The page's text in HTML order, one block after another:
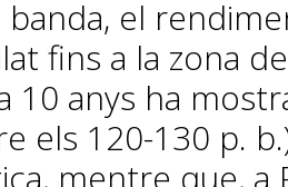
banda, el
fins a la zona
10 anys ha
els 120-130 p.
mentre que,